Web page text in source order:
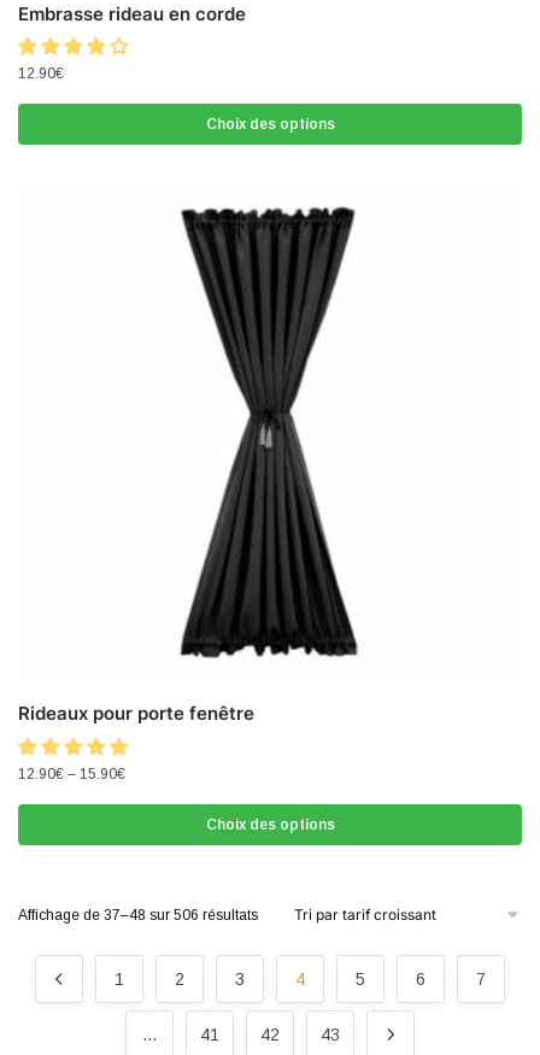
Embrasse rideau en corde
12.90€
Choix des options
Rideaux pour porte fenêtre
12.90€ – 15.90€
Choix des options
Affichage de 37–48 sur 506 résultats
1 2 3 4 5 6 7
… 41 42 43